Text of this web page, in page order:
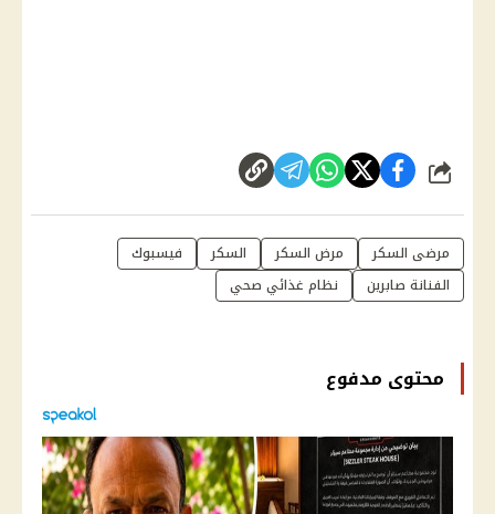
شارك
مرضى السكر مرض السكر السكر
فيسبوك
الفنانة صابرين
نظام غذائي صحي
محتوى مدفوع